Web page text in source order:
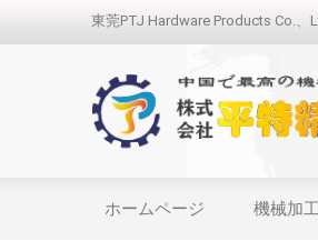
東莞PTJ Hardware Products Co.、
ホームページ 機械加